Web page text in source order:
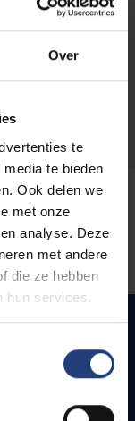
Over
te
te bieden
Ook delen we
met onze
analyse. Deze
met andere
die ze hebben
hun services.
de fout zag.